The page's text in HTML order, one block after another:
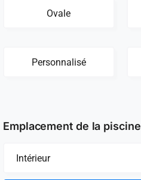
Ovale
Personnalisé
Emplacement de la piscine
Intérieur